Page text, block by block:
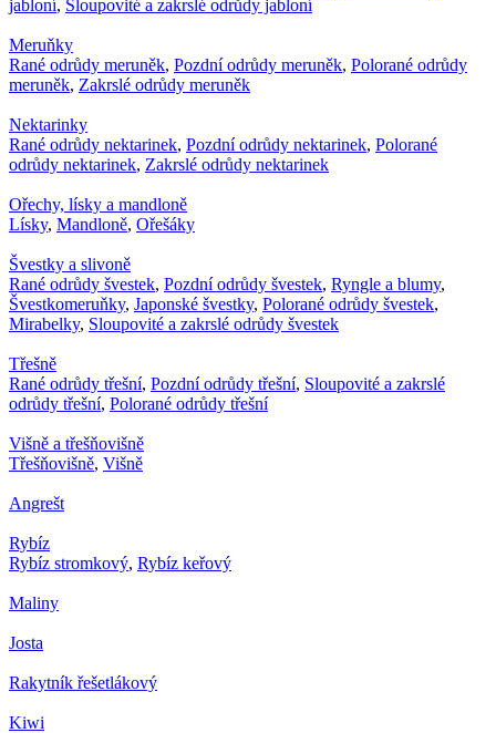
jabloní, Sloupovité a zakrslé odrůdy jabloní
Meruňky
Rané odrůdy meruněk, Pozdní odrůdy meruněk, Polorané odrůdy
meruněk, Zakrslé odrůdy meruněk
Nektarinky
Rané odrůdy nektarinek, Pozdní odrůdy nektarinek, Polorané
odrůdy nektarinek, Zakrslé odrůdy nektarinek
Ořechy, lísky a mandloně
Lísky, Mandloně, Ořešáky
Švestky a slivoně
Rané odrůdy švestek, Pozdní odrůdy švestek, Ryngle a blumy,
Švestkomeruňky, Japonské švestky, Polorané odrůdy švestek,
Mirabelky, Sloupovité a zakrslé odrůdy švestek
Třešně
Rané odrůdy třešní, Pozdní odrůdy třešní, Sloupovité a zakrslé
odrůdy třešní, Polorané odrůdy třešní
Višně a třešňovišně
Třešňovišně, Višně
Angrešt
Rybíz
Rybíz stromkový, Rybíz keřový
Maliny
Josta
Rakytník řešetlákový
Kiwi